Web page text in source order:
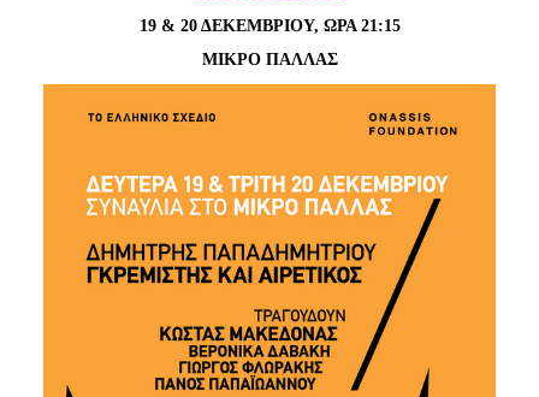
19 & 20 ΔΕΚΕΜΒΡΙΟΥ, ΩΡΑ 21:15
ΜΙΚΡΟ ΠΑΛΛΑΣ